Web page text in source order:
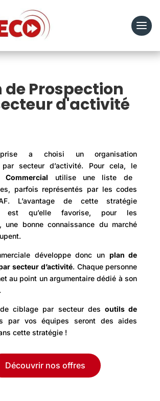
de Prospection
d'activité
a choisi un organisation
par secteur d’activité. Pour cela, le
Commercial
utilise une liste de
parfois représentés par les codes
L’avantage de cette stratégie
est qu’elle favorise, pour les
une bonne connaissance du marché
développe donc un plan de
secteur d’activité. Chaque personne
au point un argumentaire dédié à son
ciblage par secteur des outils de
par vos équipes seront des aides
cette stratégie !
Découvrir nos offres